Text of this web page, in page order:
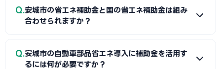
A
まずは省エネ診断（無料または費用補助あり）を受けて
エネルギー使用状況を把握することが第一歩です。次に安城
用について相談し、GビズIDプライムの取得（2〜3週間必
要）を並行して進めましょう。公募スケジュールに合わせた準
備が採択への近道です。
Q 安城市の省エネ補助金と国の省エネ補助金は組み
合わせられますか？
A
経費項目が重複しなければ安城市（または都道府県）の省
エネ補助金と国のSII補助金の併用が可能です。例えば太陽光
Q 安城市の自動車部品省エネ導入に補助金を活用す
るには何が必要ですか？